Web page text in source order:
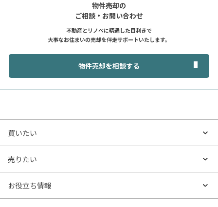
物件売却の
ご相談・お問い合わせ
不動産とリノベに精通した目利きで
大事なお住まいの売却を伴走サポートいたします。
物件売却を相談する
買いたい
買いたいTOP
沿線・駅から探す
売りたい
売りたいTOP
お役立ち情報